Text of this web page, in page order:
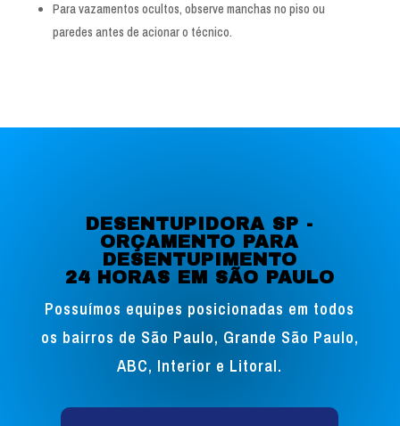
Para vazamentos ocultos, observe manchas no piso ou
paredes antes de acionar o técnico.
DESENTUPIDORA SP -
ORÇAMENTO PARA
DESENTUPIMENTO
24 HORAS EM SÃO PAULO
Possuímos equipes posicionadas em todos
os bairros de São Paulo, Grande São Paulo,
ABC, Interior e Litoral.